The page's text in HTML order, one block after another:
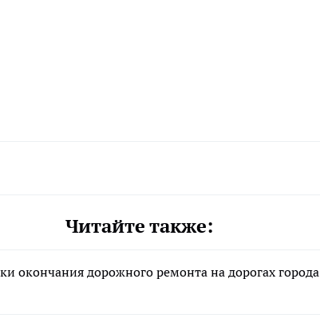
Читайте также:
окончания дорожного ремонта на дорогах города